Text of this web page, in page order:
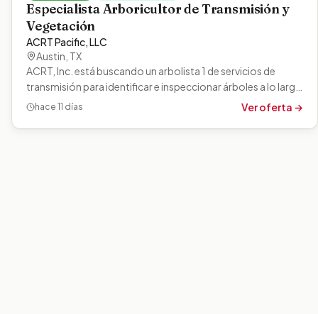
Especialista Arboricultor de Transmisión y
Vegetación
ACRT Pacific, LLC
Austin TX
ACRT, Inc. está buscando un arbolista 1 de servicios de
transmisión para identificar e inspeccionar árboles a lo largo
de las líneas de…
hace 11 días Ver oferta →